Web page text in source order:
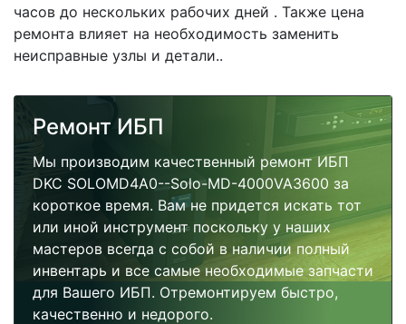
часов до нескольких рабочих дней . Также цена
ремонта влияет на необходимость заменить
неисправные узлы и детали..
Ремонт ИБП
Мы производим качественный ремонт ИБП
DKC SOLOMD4A0--Solo-MD-4000VA3600 за
короткое время. Вам не придется искать тот
или иной инструмент поскольку у наших
мастеров всегда с собой в наличии полный
инвентарь и все самые необходимые запчасти
для Вашего ИБП. Отремонтируем быстро,
качественно и недорого.